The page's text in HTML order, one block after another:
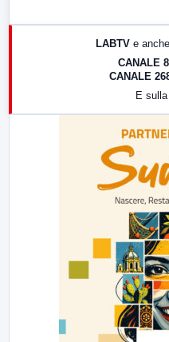
LABTV e
CANALE
CANALE
E